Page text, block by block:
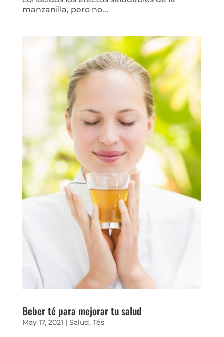
manzanilla, pero no...
Beber té para mejorar tu salud
May 17, 2021 | Salud, Tés